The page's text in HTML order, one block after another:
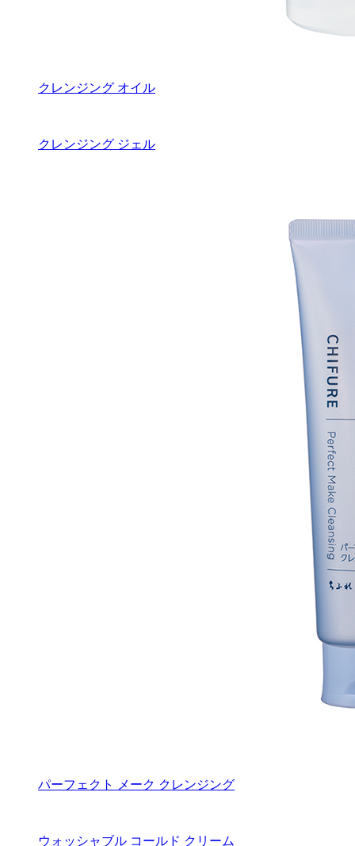
クレンジング オイル
クレンジング ジェル
パーフェクト メーク クレンジング
ウォッシャブル コールド クリーム